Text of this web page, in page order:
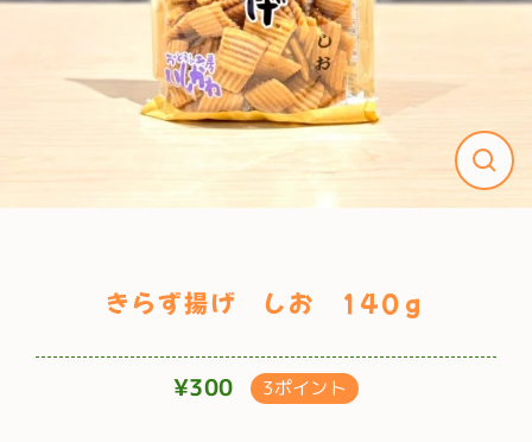
きらず揚げ しお 140ｇ
通
¥300 3ポイント